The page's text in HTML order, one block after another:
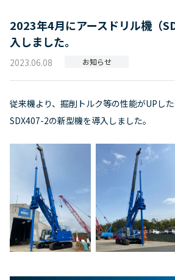
2023年4月にアースドリル機（
入しました。
2023.06.08 お知らせ
従来機より、掘削トルク等の性能がUPし
SDX407-2の新型機を導入しました。